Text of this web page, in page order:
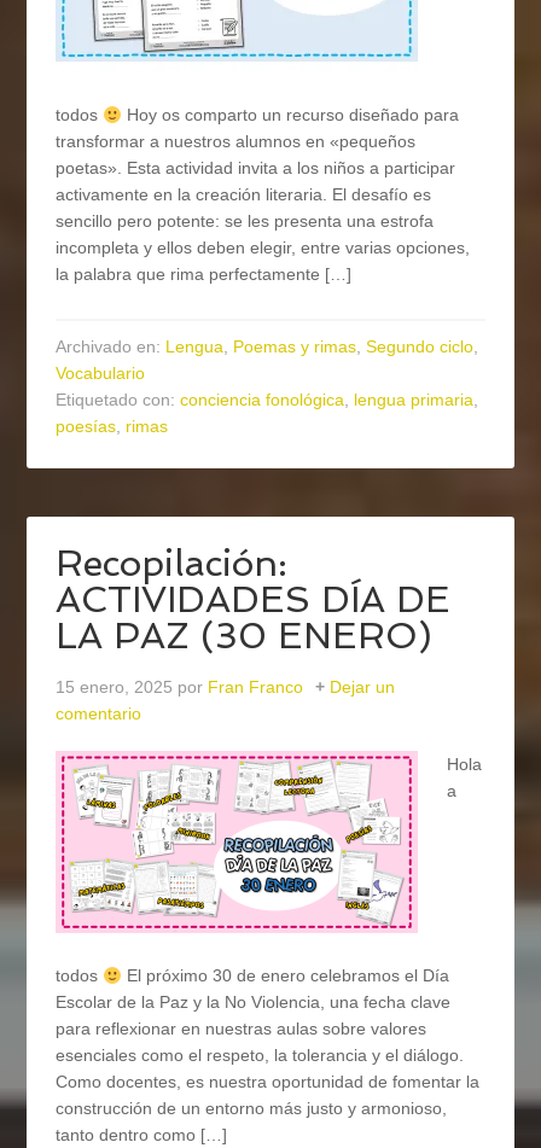
todos
Hoy os comparto un recurso diseñado para
transformar a nuestros alumnos en «pequeños
poetas». Esta actividad invita a los niños a participar
activamente en la creación literaria. El desafío es
sencillo pero potente: se les presenta una estrofa
incompleta y ellos deben elegir, entre varias opciones,
la palabra que rima perfectamente […]
Archivado en: Lengua, Poemas y rimas,Segundo ciclo,
Vocabulario
Etiquetado con:conciencia fonológica, lengua primaria,
poesías, rimas
Recopilación:
ACTIVIDADES DÍA DE
LA PAZ (30 ENERO)
15 enero, 2025 por Fran Franco
Dejar un
comentario
Hola
a
todos
El próximo 30 de enero celebramos el Día
Escolar de la Paz y la No Violencia, una fecha clave
para reflexionar en nuestras aulas sobre valores
esenciales como el respeto, la tolerancia y el diálogo.
Como docentes, es nuestra oportunidad de fomentar la
construcción de un entorno más justo y armonioso,
tanto dentro como […]